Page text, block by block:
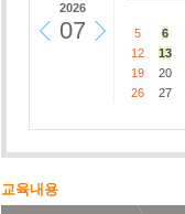
2026
07
5
6
12
13
19
20
26
27
교육내용